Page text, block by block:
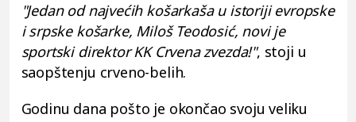
"Јedan od najvećih košarkaša u istoriji evropske
i srpske košarke, Miloš Teodosić, novi je
sportski direktor KK Crvena zvezda!", stoji u
saopštenju crveno-belih.
Godinu dana pošto je okončao svoju veliku